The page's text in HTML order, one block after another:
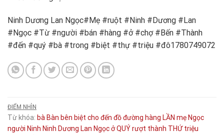
Ninh Dương Lan Ngọc#Mẹ #ruột #Ninh #Dương #Lan
#Ngọc #Từ #người #bán #hàng #ở #chợ #Bến #Thành
#đến #quý #bà #trong #biệt #thự #triệu #đô1780749072
ĐIỂM NHÌN
Từ khóa: bà Bàn bên biệt cho đến đồđường hàng LẦN mẹ Ngọc
người Ninh Ninh Dương Lan NgọcởQUÝrượt thành THỨ triệu